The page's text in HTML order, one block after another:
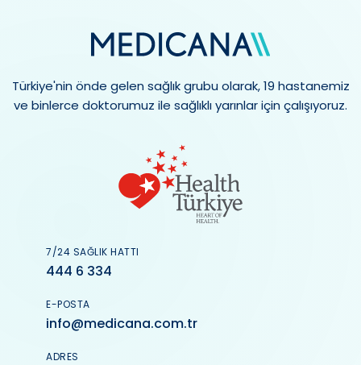
Türkiye'nin önde gelen sağlık grubu olarak, 19 hastanemiz
ve binlerce doktorumuz ile sağlıklı yarınlar için çalışıyoruz.
7/24 SAĞLIK HATTI
444 6 334
E-POSTA
info@medicana.com.tr
ADRES